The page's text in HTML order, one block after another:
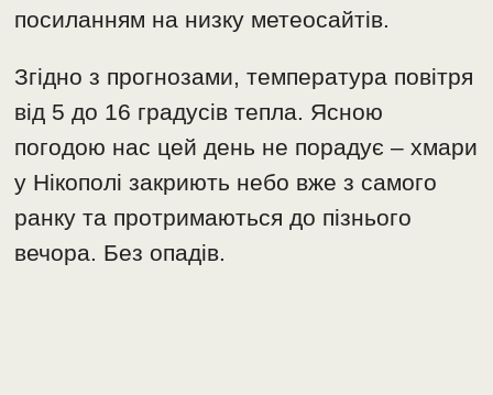
посиланням на низку метеосайтів.
Згідно з прогнозами, температура повітря
від 5 до 16 градусів тепла. Ясною
погодою нас цей день не порадує – хмари
у Нікополі закриють небо вже з самого
ранку та протримаються до пізнього
вечора. Без опадів.